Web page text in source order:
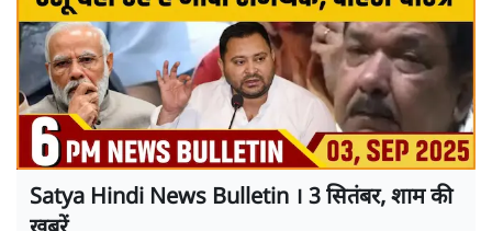
Satya Hindi News Bulletin । 3 सितंबर, शाम की